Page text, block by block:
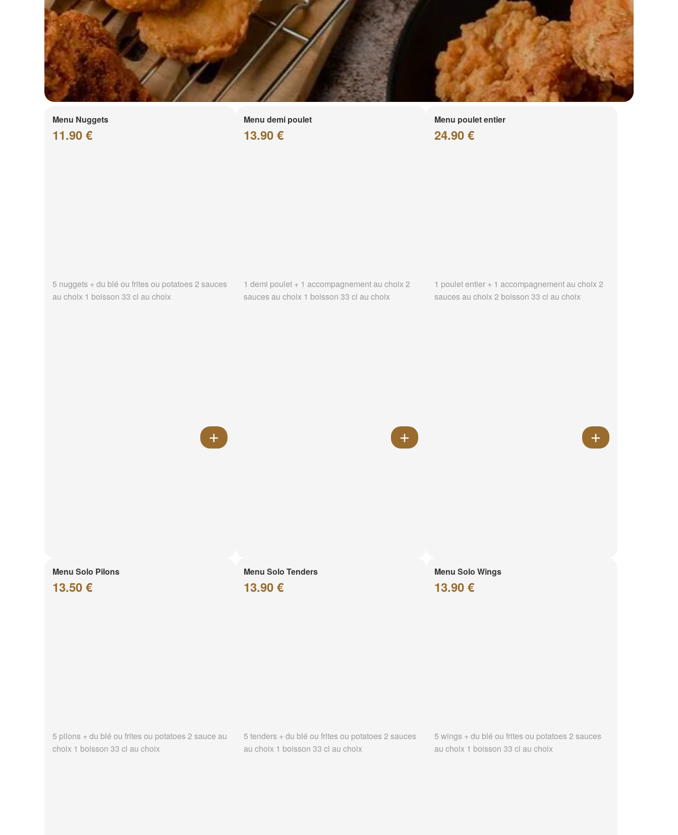
Menu Nuggets
11.90 €
5 nuggets + du blé ou frites ou potatoes 2 sauces
au choix 1 boisson 33 cl au choix
Menu demi poulet
13.90 €
1 demi poulet + 1 accompagnement au choix 2
sauces au choix 1 boisson 33 cl au choix
Menu poulet entier
24.90 €
1 poulet entier + 1 accompagnement au choix 2
sauces au choix 2 boisson 33 cl au choix
Menu Solo Pilons
13.50 €
5 pilons + du blé ou frites ou potatoes 2 sauce au
choix 1 boisson 33 cl au choix
Menu Solo Tenders
13.90 €
5 tenders + du blé ou frites ou potatoes 2 sauces
au choix 1 boisson 33 cl au choix
Menu Solo Wings
13.90 €
5 wings + du blé ou frites ou potatoes 2 sauces
au choix 1 boisson 33 cl au choix